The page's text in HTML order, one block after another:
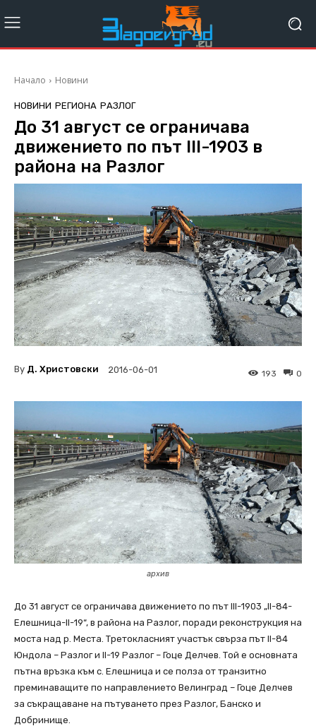
Начало Новини
НОВИНИ РЕГИОНА РАЗЛОГ
До 31 август се ограничава
движението по път III-1903 в
района на Разлог
By Д. Христовски 2016-06-01 0
193
архив
До 31 август се ограничава движението по път III-1903 „II-84-
Елешница-II-19“, в района на Разлог, поради реконструкция на
моста над р. Места. Третокласният участък свърза път II-84
Юндола – Разлог и II-19 Разлог – Гоце Делчев. Той е основната
пътна връзка към с. Елешница и се полза от транзитно
преминаващите по направлението Велинград – Гоце Делчев
за съкращаване на пътуването през Разлог, Банско и
Добринище.